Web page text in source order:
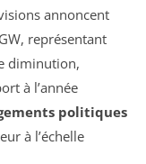
annoncent
représentant
diminution,
à l’année
politiques
à l’échelle